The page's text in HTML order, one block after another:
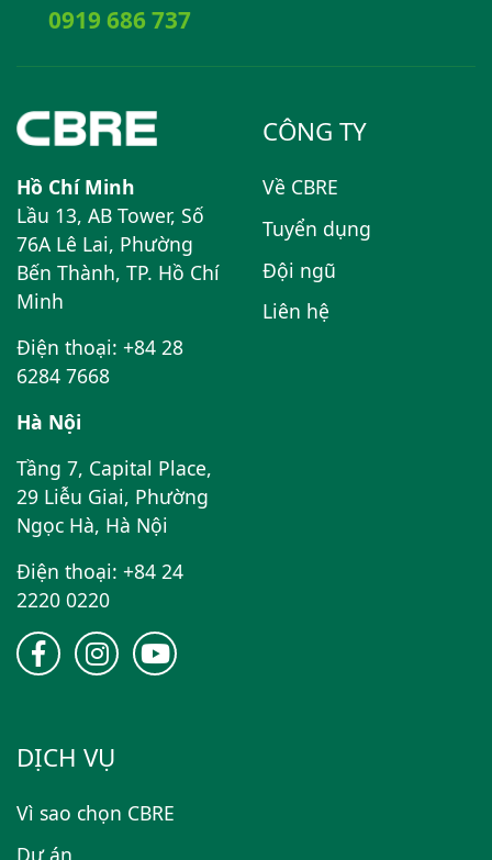
0919 686 737
Hồ Chí Minh
Lầu 13, AB Tower, Số
76A Lê Lai, Phường
Bến Thành, TP. Hồ Chí
Minh
Điện thoại: +84 28
6284 7668
Hà Nội
Tầng 7, Capital Place,
29 Liễu Giai, Phường
Ngọc Hà, Hà Nội
Điện thoại: +84 24
2220 0220
CÔNG TY
Về CBRE
Tuyển dụng
Đội ngũ
Liên hệ
DỊCH VỤ
Vì sao chọn CBRE
Dự án